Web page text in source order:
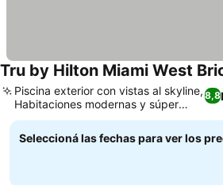
Tru by Hilton Miami West
8,8
Piscina exterior con vistas al skyline,
Habitaciones modernas y súper
limpias
Seleccioná las fechas para ver los